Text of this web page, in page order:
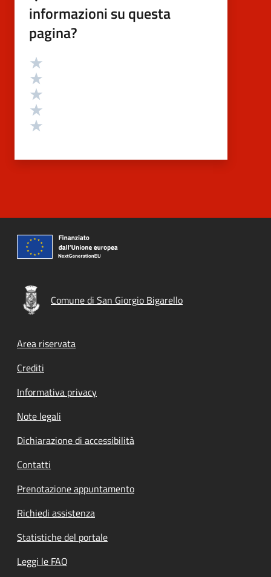
informazioni su questa
pagina?
Valutazione
Comune di San Giorgio Bigarello
Footer menu
Area riservata
Crediti
Informativa privacy
Note legali
Dichiarazione di accessibilità
Contatti
Prenotazione appuntamento
Richiedi assistenza
Statistiche del portale
Leggi le FAQ